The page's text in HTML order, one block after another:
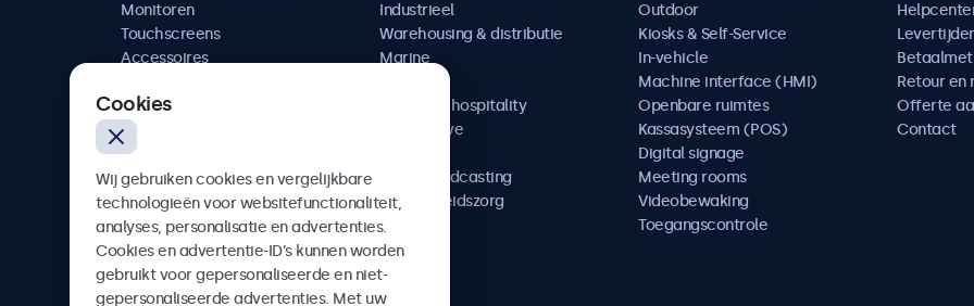
Monitoren
Touchscreens
Accessoires
Industrieel
Warehousing & distributie
Marine
Horeca & hospitality
Automotive
AV & Broadcasting
Gezondheidszorg
Outdoor
Kiosks & Self-Service
In-vehicle
Machine interface (HMI)
Openbare ruimtes
Kassasysteem (POS)
Digital signage
Meeting rooms
Videobewaking
Toegangscontrole
Retour en
Offerte
Contact
Cookies
Wij gebruiken cookies en vergelijkbare
technologieën voor websitefunctionaliteit,
analyses, personalisatie en advertenties.
Cookies en advertentie-ID’s kunnen worden
gebruikt voor gepersonaliseerde en niet-
gepersonaliseerde advertenties. Met uw